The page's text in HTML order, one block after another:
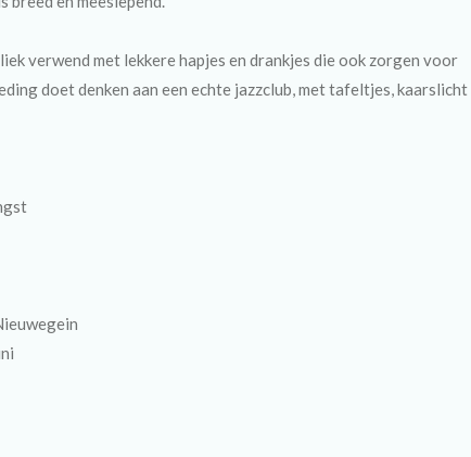
verwend met lekkere hapjes en drankjes die ook zorgen voor
doet denken aan een echte jazzclub, met tafeltjes, kaarslicht